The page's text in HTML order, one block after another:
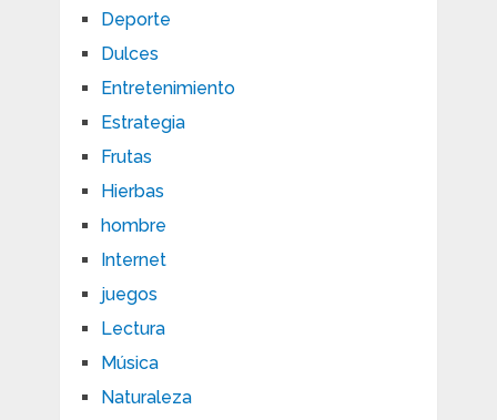
Deporte
Dulces
Entretenimiento
Estrategia
Frutas
Hierbas
hombre
Internet
juegos
Lectura
Música
Naturaleza